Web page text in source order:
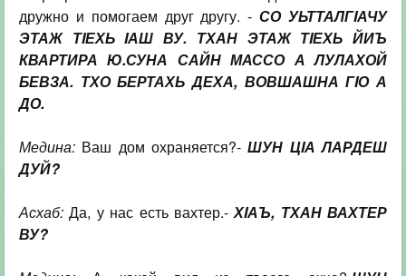
дружно и помогаем друг другу. -СО УЬТТАЛГIАЧУ
ЭТАЖ ТIЕХЬ IАШ ВУ. ТХАН ЭТАЖ ТIЕХЬ ЙИЪ
КВАРТИРА Ю.СУНА САЙН МАССО А ЛУЛАХОЙ
БЕВЗА. ТХО БЕРТАХЬ ДЕХА, ВОВШАШНА ГIО А
ДО.
Медина: Ваш дом охраняется?-ШУН ЦIА ЛАРДЕШ
ДУЙ?
Асхаб:Да, у нас есть вахтер.-ХIАЪ, ТХАН ВАХТЕР
ВУ?